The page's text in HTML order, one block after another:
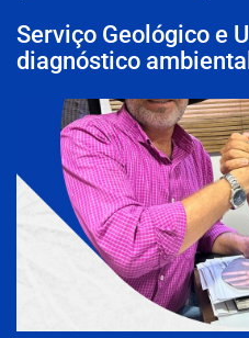
Serviço Geológico e
diagnóstico